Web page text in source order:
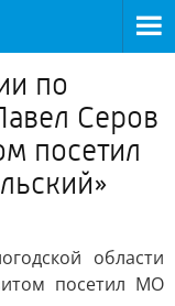
по
Серов
посетил
области
посетил МО